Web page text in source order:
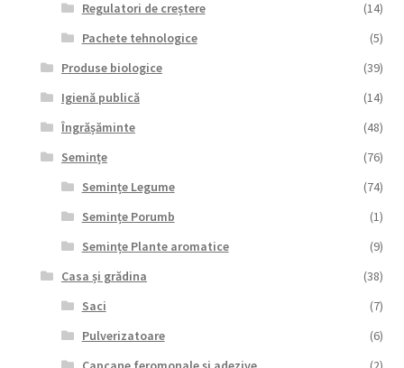
Regulatori de creștere
(14)
Pachete tehnologice
(5)
Produse biologice
(39)
Igienă publică
(14)
Îngrășăminte
(48)
Semințe
(76)
Semințe Legume
(74)
Semințe Porumb
(1)
Semințe Plante aromatice
(9)
Casa și grădina
(38)
Saci
(7)
Pulverizatoare
(6)